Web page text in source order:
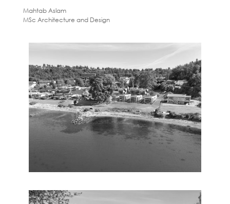
Mahtab Aslam
MSc Architecture and Design